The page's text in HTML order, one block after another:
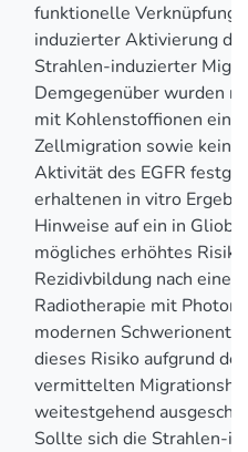
funktionelle Verknüpfung
induzierter Aktivierung
Strahlen-induzierter
Demgegenüber wurden
mit Kohlenstoffionen eine
Zellmigration sowie
Aktivität des EGFR
erhaltenen in vitro
Hinweise auf ein in
mögliches erhöhtes
Rezidivbildung nach
Radiotherapie mit
modernen
dieses Risiko aufgrund
vermittelten
weitestgehend
Sollte sich die Strahlen-